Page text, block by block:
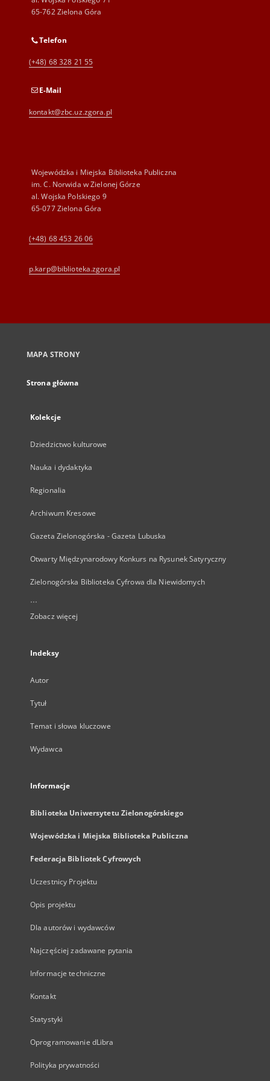
65-762 Zielona Góra
Telefon
(+48) 68 328 21 55
E-Mail
kontakt@zbc.uz.zgora.pl
Wojewódzka i Miejska Biblioteka Publiczna
im. C. Norwida w Zielonej Górze
al. Wojska Polskiego 9
65-077 Zielona Góra
(+48) 68 453 26 06
p.karp@biblioteka.zgora.pl
MAPA STRONY
Strona główna
Kolekcje
Dziedzictwo kulturowe
Nauka i dydaktyka
Regionalia
Archiwum Kresowe
Gazeta Zielonogórska - Gazeta Lubuska
Otwarty Międzynarodowy Konkurs na Rysunek Satyryczny
Zielonogórska Biblioteka Cyfrowa dla Niewidomych
...
Zobacz więcej
Indeksy
Autor
Tytuł
Temat i słowa kluczowe
Wydawca
Informacje
Biblioteka Uniwersytetu Zielonogórskiego
Wojewódzka i Miejska Biblioteka Publiczna
Federacja Bibliotek Cyfrowych
Uczestnicy Projektu
Opis projektu
Dla autorów i wydawców
Najczęściej zadawane pytania
Informacje techniczne
Kontakt
Statystyki
Oprogramowanie dLibra
Polityka prywatności